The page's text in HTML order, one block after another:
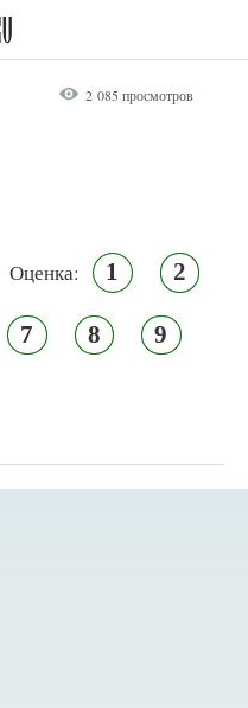
2 085 просмотров
Оценка: 1 2
7 8 9